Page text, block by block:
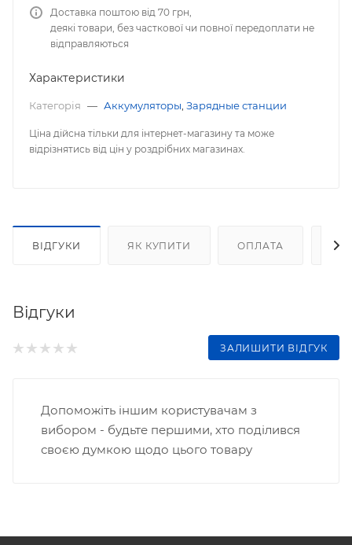
Доставка поштою від 70 грн,
деякі товари, без часткової чи повної передоплати не
відправляються
Характеристики
Категорія — Аккумуляторы Зарядные станции
Ціна дійсна тільки для інтернет-магазину та може
відрізнятись від цін у роздрібних магазинах.
ВІДГУКИ ЯК КУПИТИ ОПЛАТА
Відгуки
ЗАЛИШИТИ ВІДГУК
Допоможіть іншим користувачам з
вибором - будьте першими, хто поділився
своєю думкою щодо цього товару